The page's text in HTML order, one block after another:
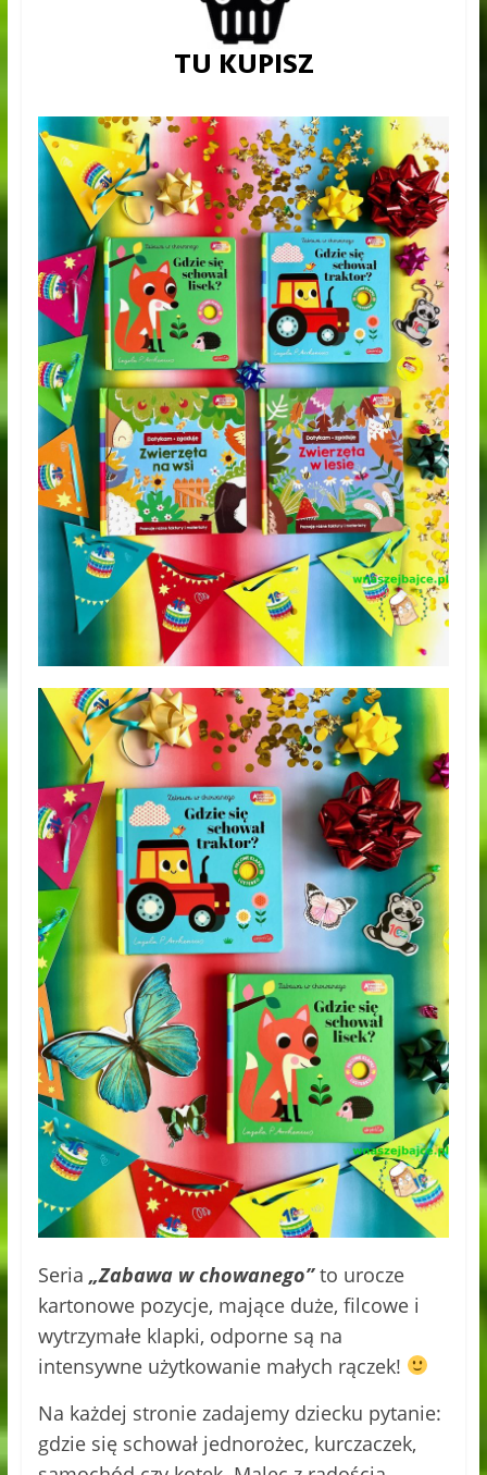
Seria „Zabawa w chowanego”to urocze
kartonowe pozycje, mające duże, filcowe i
wytrzymałe klapki, odporne są na
intensywne użytkowanie małych rączek!
Na każdej stronie zadajemy dziecku pytanie:
gdzie się schował jednorożec, kurczaczek,